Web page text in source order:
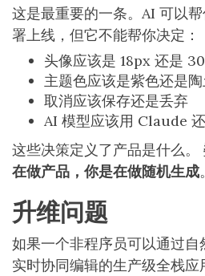
这是最重要的一条。AI 可以
署上线，但它不能帮你决定：
头像应该是 18px 还是
主题色应该是紫色还是
取消应该保存还是丢弃
AI 模型应该用 Claude
这些决策定义了产品是什么。
在做产品，你是在做随机生成。
升维问题
如果一个非程序员可以通过
实时协同编辑的生产级全栈应